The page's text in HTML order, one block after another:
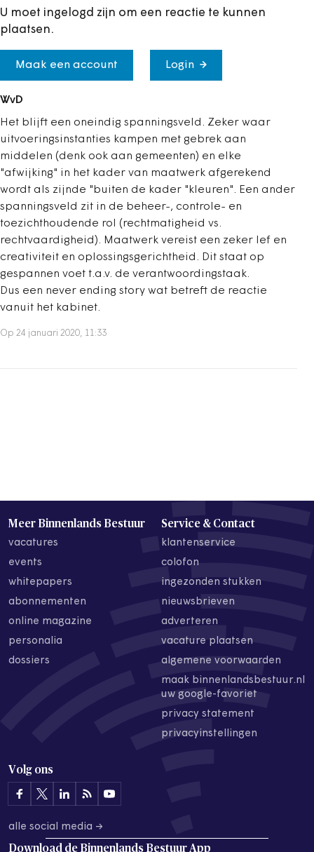
U moet ingelogd zijn om een reactie te kunnen
plaatsen.
Maak een account Login
WvD
Het blijft een oneindig spanningsveld. Zeker waar
uitvoeringsinstanties kampen met gebrek aan
middelen (denk ook aan gemeenten) en elke
"afwijking" in het kader van maatwerk afgerekend
wordt als zijnde "buiten de kader "kleuren". Een ander
spanningsveld zit in de beheer-, controle- en
toezichthoudende rol (rechtmatigheid vs.
rechtvaardigheid). Maatwerk vereist een zeker lef en
creativiteit en oplossingsgerichtheid. Dit staat op
gespannen voet t.a.v. de verantwoordingstaak.
Dus een never ending story wat betreft de reactie
vanuit het kabinet.
Op 24 januari 2020, 11:33
Meer Binnenlands Bestuur
vacatures
events
whitepapers
abonnementen
online magazine
personalia
dossiers
Service & Contact
klantenservice
colofon
ingezonden stukken
nieuwsbrieven
adverteren
vacature plaatsen
algemene voorwaarden
maak binnenlandsbestuur.nl
uw google-favoriet
privacy statement
privacyinstellingen
Volg ons
alle social media →
Download de Binnenlands Bestuur App